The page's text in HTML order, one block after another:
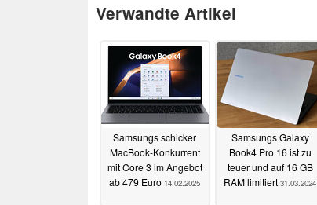
Verwandte Artikel
Samsungs schicker
MacBook-Konkurrent
mit Core 3 im Angebot
ab 479 Euro 14.02.2025
Samsungs Galaxy
Book4 Pro 16 ist zu
teuer und auf 16 GB
RAM limitiert 31.03.2024